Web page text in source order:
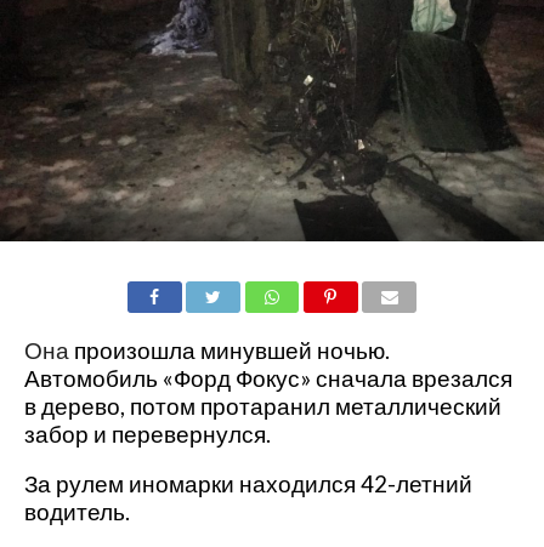
Она произошла минувшей ночью.
Автомобиль «Форд Фокус» сначала врезался
в дерево, потом протаранил металлический
забор и перевернулся.
За рулем иномарки находился 42-летний
водитель.